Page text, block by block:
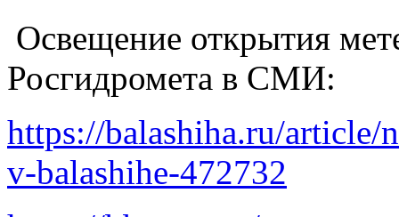
Освещение открытия
Росгидромета в СМИ:
https://balashiha.ru/article/
v-balashihe-472732